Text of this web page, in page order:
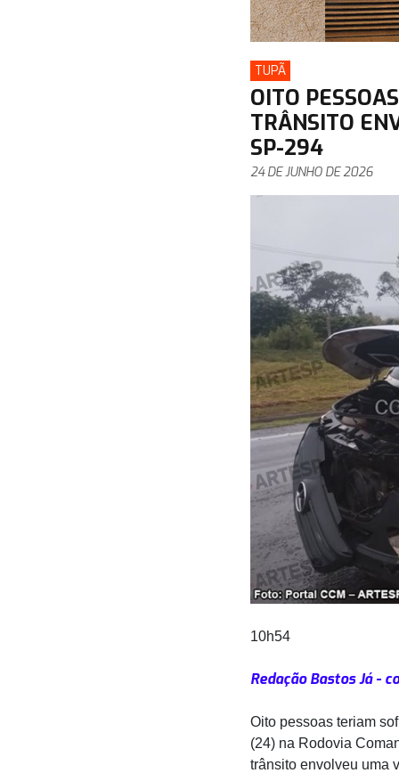
TUPÃ
OITO
TRÂNSITO
SP-294
24 DE JUNHO DE 2026
10h54
Redação Bastos Já -
Oito pessoas teriam
(24) na Rodovia
trânsito envolveu uma